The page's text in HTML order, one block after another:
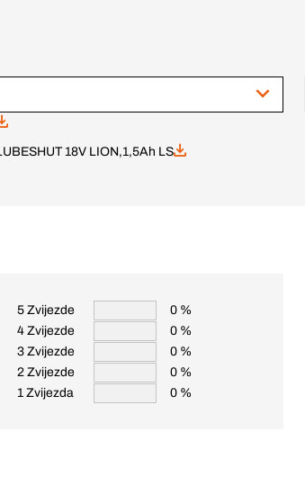
18V LION,1,5Ah LS
5 Zvijezde
0 %
4 Zvijezde
0 %
3 Zvijezde
0 %
2 Zvijezde
0 %
1 Zvijezda
0 %